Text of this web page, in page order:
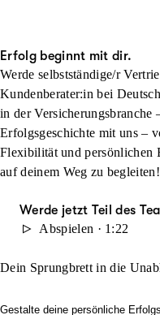
Erfolg beginnt mit dir.
Werde selbstständige/r
Kundenberater:in bei
in der
Erfolgsgeschichte mit uns –
Flexibilität und persönlichen
auf deinem Weg zu begleiten!
Werde jetzt Teil des
Abspielen · 1:22
Dein Sprungbrett in die
Gestalte deine persönliche